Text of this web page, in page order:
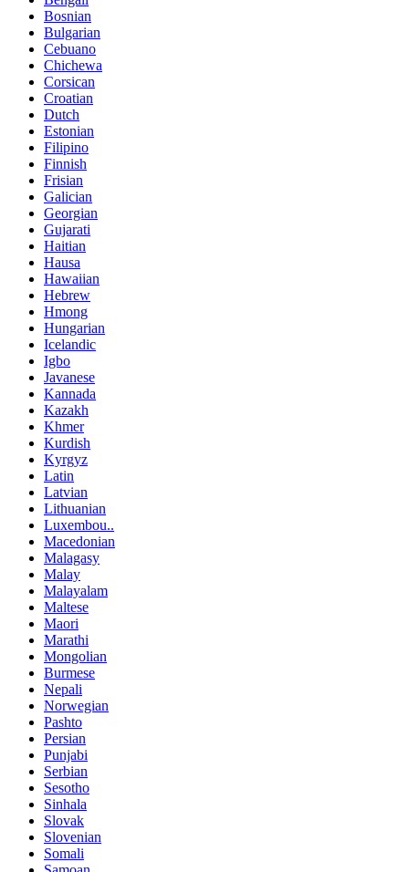
Bosnian
Bulgarian
Cebuano
Chichewa
Corsican
Croatian
Dutch
Estonian
Filipino
Finnish
Frisian
Galician
Georgian
Gujarati
Haitian
Hausa
Hawaiian
Hebrew
Hmong
Hungarian
Icelandic
Igbo
Javanese
Kannada
Kazakh
Khmer
Kurdish
Kyrgyz
Latin
Latvian
Lithuanian
Luxembou..
Macedonian
Malagasy
Malay
Malayalam
Maltese
Maori
Marathi
Mongolian
Burmese
Nepali
Norwegian
Pashto
Persian
Punjabi
Serbian
Sesotho
Sinhala
Slovak
Slovenian
Somali